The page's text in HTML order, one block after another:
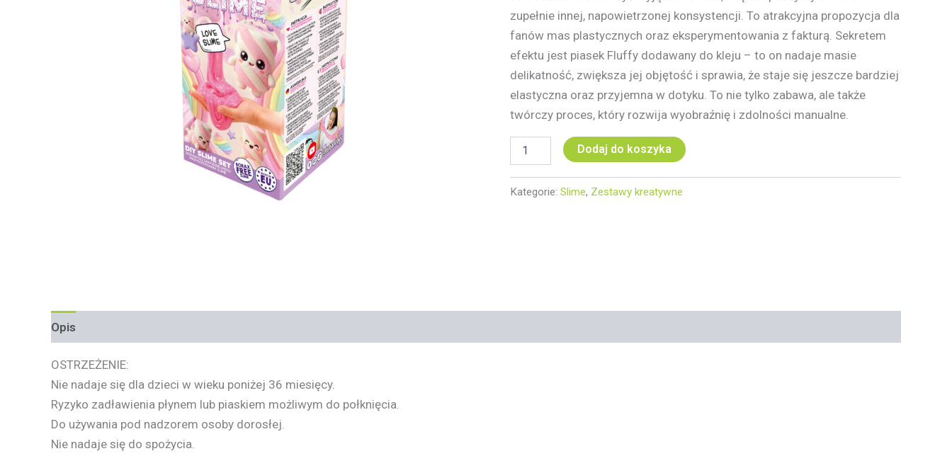
zupełnie innej, napowietrzonej konsystencji. To atrakcyjna propozycja dla
fanów mas plastycznych oraz eksperymentowania z fakturą. Sekretem
efektu jest piasek Fluffy dodawany do kleju – to on nadaje masie
delikatność, zwiększa jej objętość i sprawia, że staje się jeszcze bardziej
elastyczna oraz przyjemna w dotyku. To nie tylko zabawa, ale także
twórczy proces, który rozwija wyobraźnię i zdolności manualne.
Dodaj do koszyka
Kategorie: Slime, Zestawy kreatywne
Opis
OSTRZEŻENIE:
Nie nadaje się dla dzieci w wieku poniżej 36 miesięcy.
Ryzyko zadławienia płynem lub piaskiem możliwym do połknięcia.
Do używania pod nadzorem osoby dorosłej.
Nie nadaje się do spożycia.